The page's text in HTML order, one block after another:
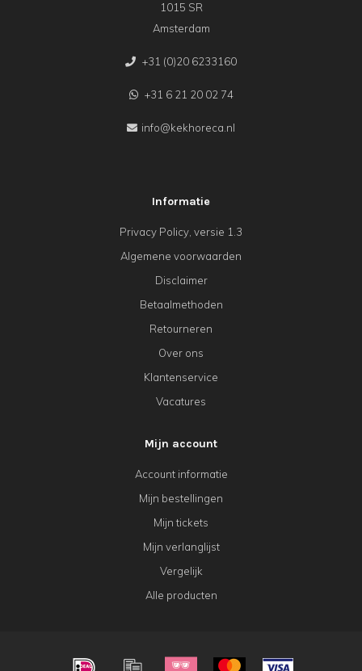
1015 SR
Amsterdam
+31 (0)20 6233160
+31 6 21 20 02 74
info@kekhoreca.nl
Informatie
Privacy Policy, versie 1.3
Algemene voorwaarden
Disclaimer
Betaalmethoden
Retourneren
Over ons
Klantenservice
Vacatures
Mijn account
Account informatie
Mijn bestellingen
Mijn tickets
Mijn verlanglijst
Vergelijk
Alle producten